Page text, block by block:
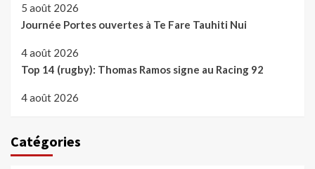
5 août 2026
Journée Portes ouvertes à Te Fare Tauhiti Nui
4 août 2026
Top 14 (rugby): Thomas Ramos signe au Racing 92
4 août 2026
Catégories